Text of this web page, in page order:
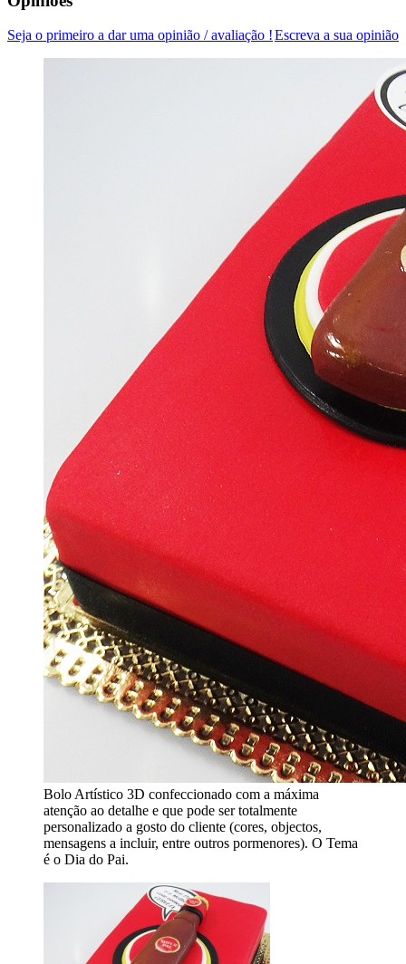
Escreva a sua opinião
Seja o primeiro a dar uma opinião / avaliação !
Bolo Artístico 3D confeccionado com a máxima
atenção ao detalhe e que pode ser totalmente
personalizado a gosto do cliente (cores, objectos,
mensagens a incluir, entre outros pormenores). O Tema
é o Dia do Pai.